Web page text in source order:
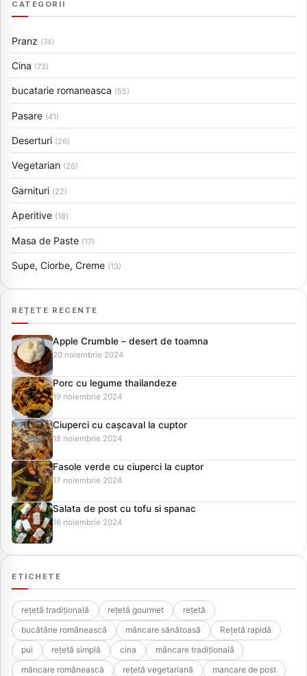
CATEGORII
Pranz (74)
Cina (73)
bucatarie romaneasca (55)
Pasare (41)
Deserturi (26)
Vegetarian (26)
Garnituri (22)
Aperitive (18)
Masa de Paste (17)
Supe, Ciorbe, Creme (13)
REȚETE RECENTE
Apple Crumble – desert de toamna
20 noiembrie 2024
Porc cu legume thailandeze
19 noiembrie 2024
Ciuperci cu cașcaval la cuptor
18 noiembrie 2024
Fasole verde cu ciuperci la cuptor
17 noiembrie 2024
Salata de post cu tofu si spanac
16 noiembrie 2024
ETICHETE
rețetă tradițională rețetă gourmet
rețetă
bucătărie românească
mâncare sănătoasă
Rețetă rapidă
pui
rețetă simplă cina
mâncare tradițională
mâncare românească
rețetă vegetariană
mancare de post